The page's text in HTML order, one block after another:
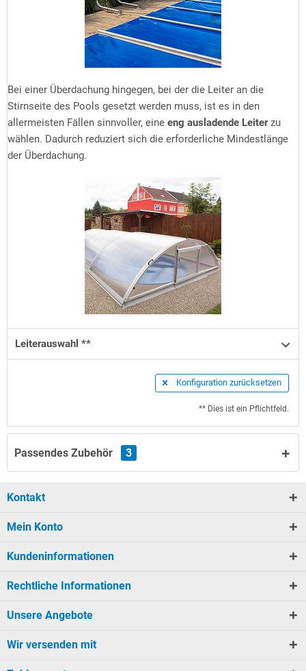
Bei einer Überdachung hingegen, bei der die Leiter an die
Stirnseite des Pools gesetzt werden muss, ist es in den
allermeisten Fällen sinnvoller, eine eng ausladende Leiterzu
wählen. Dadurch reduziert sich die erforderliche Mindestlänge
der Überdachung.
Leiterauswahl **
Konfiguration zurücksetzen
** Dies ist ein Pflichtfeld.
Passendes Zubehör 3
Kontakt
Mein Konto
Kundeninformationen
Rechtliche Informationen
Unsere Angebote
Wir versenden mit